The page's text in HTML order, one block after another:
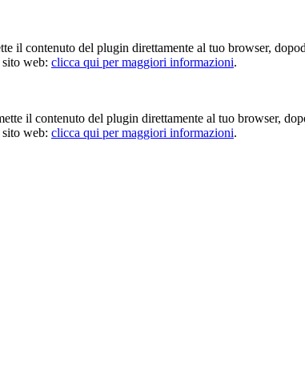
contenuto del plugin direttamente al tuo browser,
web: clicca qui per maggiori informazioni.
il contenuto del plugin direttamente al tuo browser,
web: clicca qui per maggiori informazioni.